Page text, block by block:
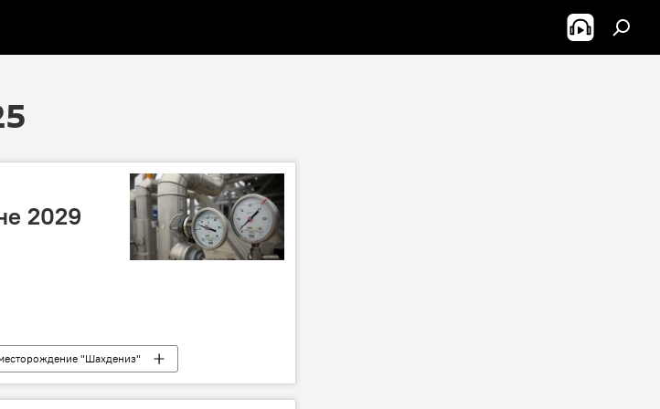
2029
"Шахдениз"